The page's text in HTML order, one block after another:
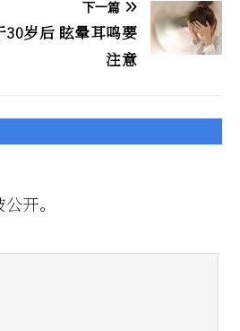
下一篇
岁后 眩晕耳鸣要
注意
开。